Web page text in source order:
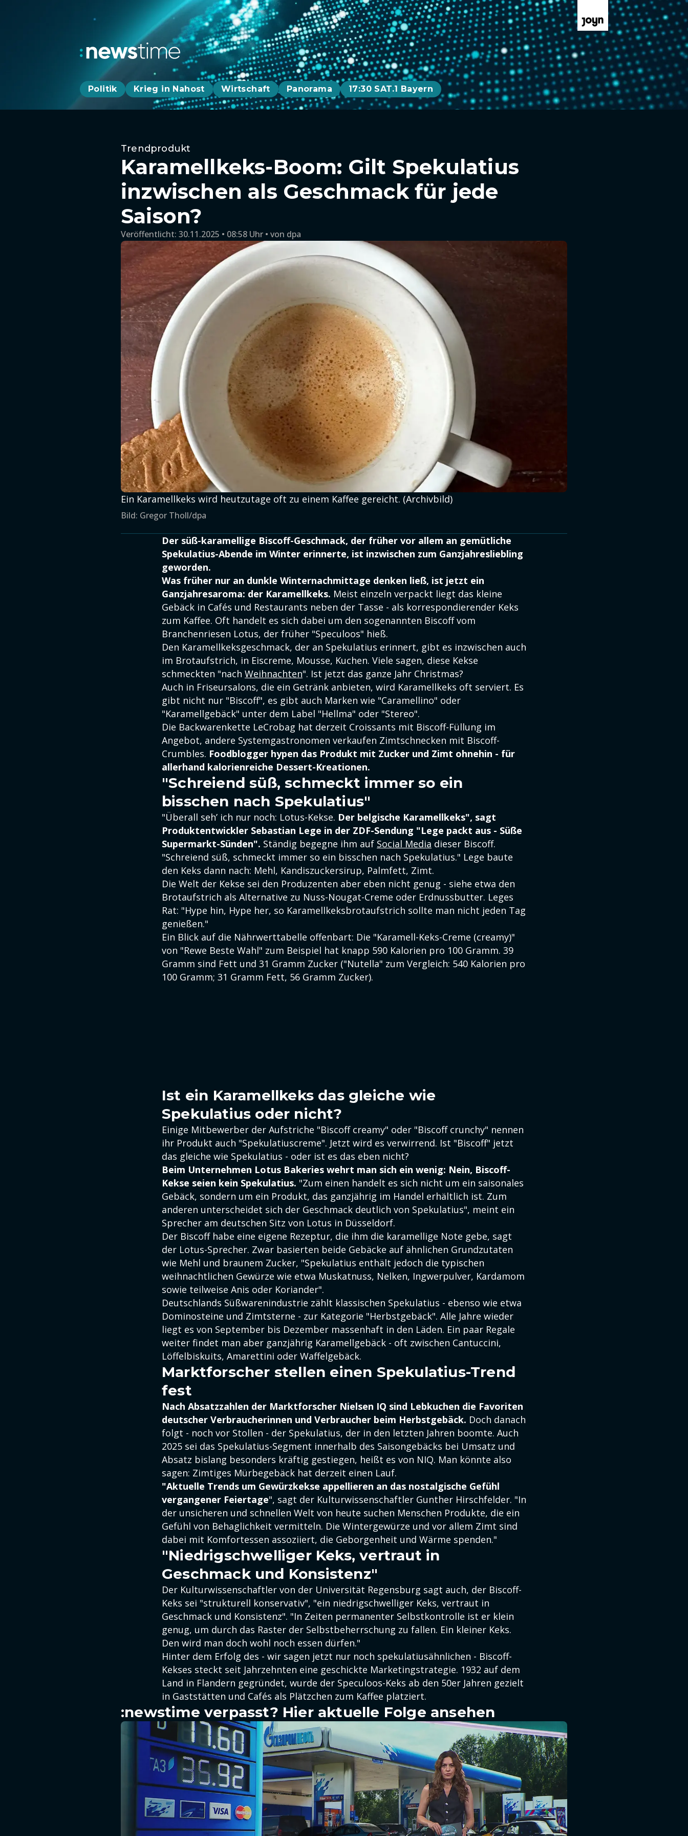
Politik Krieg in Nahost Wirtschaft Panorama 17:30 SAT.1 Bayern
Trendprodukt
Karamellkeks-Boom: Gilt Spekulatius
inzwischen als Geschmack für jede
Saison?
Veröffentlicht: 30.11.2025 • 08:58 Uhr von dpa
Ein Karamellkeks wird heutzutage oft zu einem Kaffee gereicht. (Archivbild)
Bild: Gregor Tholl/dpa
Der süß-karamellige Biscoff-Geschmack, der früher vor allem an gemütliche
Spekulatius-Abende im Winter erinnerte, ist inzwischen zum Ganzjahresliebling
geworden.
Was früher nur an dunkle Winternachmittage denken ließ, ist jetzt ein
Ganzjahresaroma: der Karamellkeks. Meist einzeln verpackt liegt das kleine
Gebäck in Cafés und Restaurants neben der Tasse - als korrespondierender Keks
zum Kaffee. Oft handelt es sich dabei um den sogenannten Biscoff vom
Branchenriesen Lotus, der früher "Speculoos" hieß.
Den Karamellkeksgeschmack, der an Spekulatius erinnert, gibt es inzwischen auch
im Brotaufstrich, in Eiscreme, Mousse, Kuchen. Viele sagen, diese Kekse
schmeckten "nach Weihnachten". Ist jetzt das ganze Jahr Christmas?
Auch in Friseursalons, die ein Getränk anbieten, wird Karamellkeks oft serviert. Es
gibt nicht nur "Biscoff", es gibt auch Marken wie "Caramellino" oder
"Karamellgebäck" unter dem Label "Hellma" oder "Stereo".
Die Backwarenkette LeCrobag hat derzeit Croissants mit Biscoff-Füllung im
Angebot, andere Systemgastronomen verkaufen Zimtschnecken mit Biscoff-
Crumbles. Foodblogger hypen das Produkt mit Zucker und Zimt ohnehin - für
allerhand kalorienreiche Dessert-Kreationen.
"Schreiend süß, schmeckt immer so ein
bisschen nach Spekulatius"
"Überall seh’ ich nur noch: Lotus-Kekse. Der belgische Karamellkeks", sagt
Produktentwickler Sebastian Lege in der ZDF-Sendung "Lege packt aus - Süße
Supermarkt-Sünden". Ständig begegne ihm auf Social Media dieser Biscoff.
"Schreiend süß, schmeckt immer so ein bisschen nach Spekulatius." Lege baute
den Keks dann nach: Mehl, Kandiszuckersirup, Palmfett, Zimt.
Die Welt der Kekse sei den Produzenten aber eben nicht genug - siehe etwa den
Brotaufstrich als Alternative zu Nuss-Nougat-Creme oder Erdnussbutter. Leges
Rat: "Hype hin, Hype her, so Karamellkeksbrotaufstrich sollte man nicht jeden Tag
genießen."
Ein Blick auf die Nährwerttabelle offenbart: Die "Karamell-Keks-Creme (creamy)"
von "Rewe Beste Wahl" zum Beispiel hat knapp 590 Kalorien pro 100 Gramm. 39
Gramm sind Fett und 31 Gramm Zucker ("Nutella" zum Vergleich: 540 Kalorien pro
100 Gramm; 31 Gramm Fett, 56 Gramm Zucker).
Ist ein Karamellkeks das gleiche wie
Spekulatius oder nicht?
Einige Mitbewerber der Aufstriche "Biscoff creamy" oder "Biscoff crunchy" nennen
ihr Produkt auch "Spekulatiuscreme". Jetzt wird es verwirrend. Ist "Biscoff" jetzt
das gleiche wie Spekulatius - oder ist es das eben nicht?
Beim Unternehmen Lotus Bakeries wehrt man sich ein wenig: Nein, Biscoff-
Kekse seien kein Spekulatius. "Zum einen handelt es sich nicht um ein saisonales
Gebäck, sondern um ein Produkt, das ganzjährig im Handel erhältlich ist. Zum
anderen unterscheidet sich der Geschmack deutlich von Spekulatius", meint ein
Sprecher am deutschen Sitz von Lotus in Düsseldorf.
Der Biscoff habe eine eigene Rezeptur, die ihm die karamellige Note gebe, sagt
der Lotus-Sprecher. Zwar basierten beide Gebäcke auf ähnlichen Grundzutaten
wie Mehl und braunem Zucker, "Spekulatius enthält jedoch die typischen
weihnachtlichen Gewürze wie etwa Muskatnuss, Nelken, Ingwerpulver, Kardamom
sowie teilweise Anis oder Koriander".
Deutschlands Süßwarenindustrie zählt klassischen Spekulatius - ebenso wie etwa
Dominosteine und Zimtsterne - zur Kategorie "Herbstgebäck". Alle Jahre wieder
liegt es von September bis Dezember massenhaft in den Läden. Ein paar Regale
weiter findet man aber ganzjährig Karamellgebäck - oft zwischen Cantuccini,
Löffelbiskuits, Amarettini oder Waffelgebäck.
Marktforscher stellen einen Spekulatius-Trend
fest
Nach Absatzzahlen der Marktforscher Nielsen IQ sind Lebkuchen die Favoriten
deutscher Verbraucherinnen und Verbraucher beim Herbstgebäck. Doch danach
folgt - noch vor Stollen - der Spekulatius, der in den letzten Jahren boomte. Auch
2025 sei das Spekulatius-Segment innerhalb des Saisongebäcks bei Umsatz und
Absatz bislang besonders kräftig gestiegen, heißt es von NIQ. Man könnte also
sagen: Zimtiges Mürbegebäck hat derzeit einen Lauf.
"Aktuelle Trends um Gewürzkekse appellieren an das nostalgische Gefühl
vergangener Feiertage", sagt der Kulturwissenschaftler Gunther Hirschfelder. "In
der unsicheren und schnellen Welt von heute suchen Menschen Produkte, die ein
Gefühl von Behaglichkeit vermitteln. Die Wintergewürze und vor allem Zimt sind
dabei mit Komfortessen assoziiert, die Geborgenheit und Wärme spenden."
"Niedrigschwelliger Keks, vertraut in
Geschmack und Konsistenz"
Der Kulturwissenschaftler von der Universität Regensburg sagt auch, der Biscoff-
Keks sei "strukturell konservativ", "ein niedrigschwelliger Keks, vertraut in
Geschmack und Konsistenz". "In Zeiten permanenter Selbstkontrolle ist er klein
genug, um durch das Raster der Selbstbeherrschung zu fallen. Ein kleiner Keks.
Den wird man doch wohl noch essen dürfen."
Hinter dem Erfolg des - wir sagen jetzt nur noch spekulatiusähnlichen - Biscoff-
Kekses steckt seit Jahrzehnten eine geschickte Marketingstrategie. 1932 auf dem
Land in Flandern gegründet, wurde der Speculoos-Keks ab den 50er Jahren gezielt
in Gaststätten und Cafés als Plätzchen zum Kaffee platziert.
:newstime verpasst? Hier aktuelle Folge ansehen